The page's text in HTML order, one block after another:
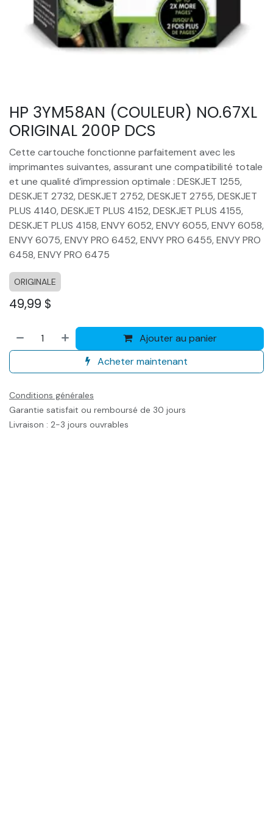
HP 3YM58AN (COULEUR) NO.67XL
ORIGINAL 200P DCS
Cette cartouche fonctionne parfaitement avec les
imprimantes suivantes, assurant une compatibilité totale
et une qualité d’impression optimale : DESKJET 1255,
DESKJET 2732, DESKJET 2752, DESKJET 2755, DESKJET
PLUS 4140, DESKJET PLUS 4152, DESKJET PLUS 4155,
DESKJET PLUS 4158, ENVY 6052, ENVY 6055, ENVY 6058,
ENVY 6075, ENVY PRO 6452, ENVY PRO 6455, ENVY PRO
6458, ENVY PRO 6475
ORIGINALE
49,99 $
Ajouter au panier
Acheter maintenant
Conditions générales
Garantie satisfait ou remboursé de 30 jours
Livraison : 2-3 jours ouvrables